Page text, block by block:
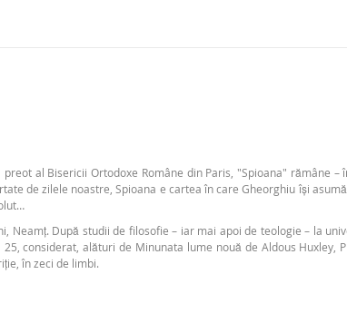
al Bisericii Ortodoxe Române din Paris, "Spioana" rămâne
de zilele noastre, Spioana e cartea în care Gheorghiu își
Neamț. După studii de filosofie – iar mai apoi de teologie – la
considerat, alături de Minunata lume nouă de Aldous Huxley,
în zeci de limbi.